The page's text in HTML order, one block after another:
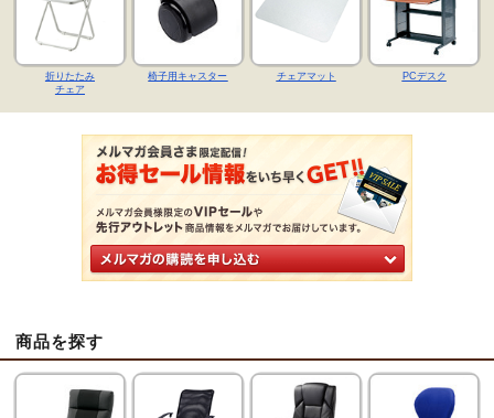
折りたたみ
チェア
椅子用キャスター チェアマット PCデスク
商品を探す